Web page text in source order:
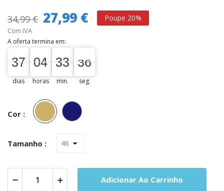
34,99 € 27,99 € Poupe 20%
Com IVA
A oferta termina em:
37
37
00
dias
04
04
00
horas
33
33
00
min.
35
35
36
seg.
Cor :
Beje
Esc.
Tamanho :
Adicionar Ao Carrinho